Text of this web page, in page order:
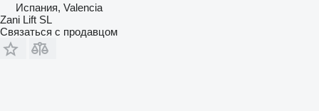
Испания, Valencia
Zani Lift SL
Связаться с продавцом